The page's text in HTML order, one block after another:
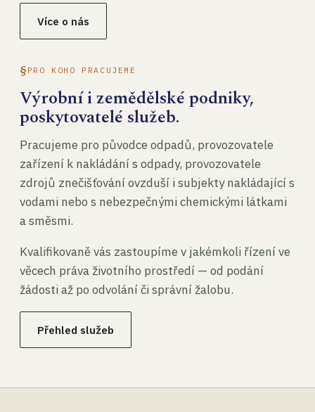
Více o nás
PRO KOHO PRACUJEME
Výrobní i zemědělské podniky,
poskytovatelé služeb.
Pracujeme pro původce odpadů, provozovatele
zařízení k nakládání s odpady, provozovatele
zdrojů znečišťování ovzduší i subjekty nakládající s
vodami nebo s nebezpečnými chemickými látkami
a směsmi.
Kvalifikovaně vás zastoupíme v jakémkoli řízení ve
věcech práva životního prostředí — od podání
žádosti až po odvolání či správní žalobu.
Přehled služeb